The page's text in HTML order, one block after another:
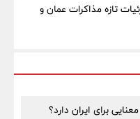
تازه مذاکرات عمان و
برای ایران دارد؟